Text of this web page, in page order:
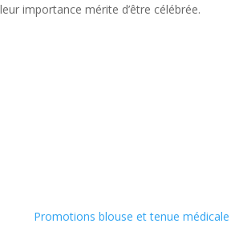
importance mérite d’être célébrée.
Promotions blouse et tenue médicale